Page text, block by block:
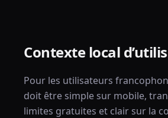
Contexte local
Pour les utilisateurs
doit être simple sur mobile,
limites gratuites et clair sur la